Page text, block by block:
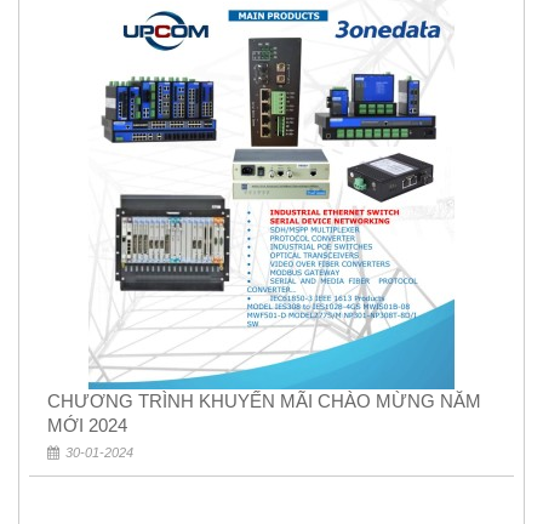
CHƯƠNG TRÌNH KHUYẾN MÃI CHÀO MỪNG NĂM
MỚI 2024
30-01-2024